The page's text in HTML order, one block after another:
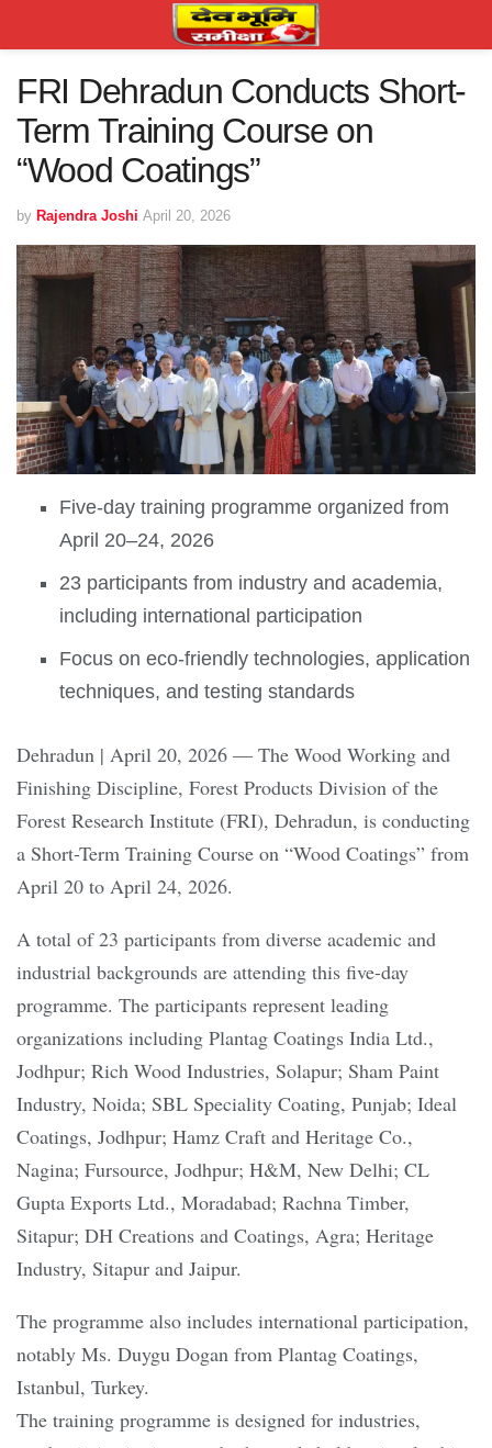
FRI Dehradun Conducts Short-
Term Training Course on
“Wood Coatings”
by Rajendra Joshi April 20, 2026
Five-day training programme organized from
April 20–24, 2026
23 participants from industry and academia,
including international participation
Focus on eco-friendly technologies, application
techniques, and testing standards
Dehradun | April 20, 2026 — The Wood Working and
Finishing Discipline, Forest Products Division of the
Forest Research Institute (FRI), Dehradun, is conducting
a Short-Term Training Course on “Wood Coatings” from
April 20 to April 24, 2026.
A total of 23 participants from diverse academic and
industrial backgrounds are attending this five-day
programme. The participants represent leading
organizations including Plantag Coatings India Ltd.,
Jodhpur; Rich Wood Industries, Solapur; Sham Paint
Industry, Noida; SBL Speciality Coating, Punjab; Ideal
Coatings, Jodhpur; Hamz Craft and Heritage Co.,
Nagina; Fursource, Jodhpur; H&M, New Delhi; CL
Gupta Exports Ltd., Moradabad; Rachna Timber,
Sitapur; DH Creations and Coatings, Agra; Heritage
Industry, Sitapur and Jaipur.
The programme also includes international participation,
notably Ms. Duygu Dogan from Plantag Coatings,
Istanbul, Turkey.
The training programme is designed for industries,